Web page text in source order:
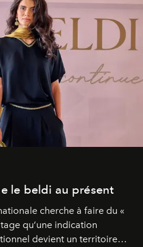
le beldi au présent
cherche à faire du «
qu’une indication
devient un territoire